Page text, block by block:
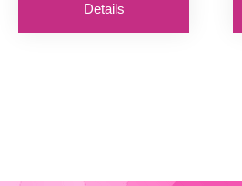
Exzellentes
Preis-/Leistungsverh
Details